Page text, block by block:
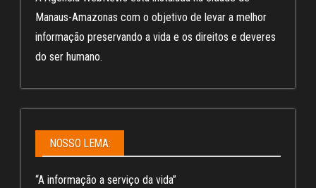
Manaus-Amazonas com o objetivo de levar a melhor
informação preservando a vida e os direitos e deveres
do ser humano.
NOSSO LEMA:
“A informação a serviço da vida”